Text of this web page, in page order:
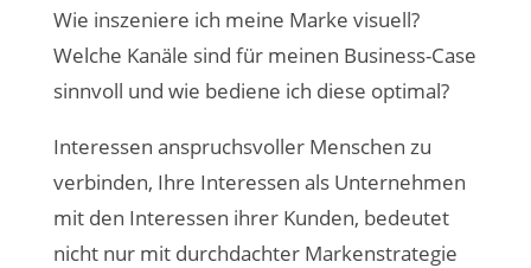
Wie inszeniere ich meine Marke visuell?
Welche Kanäle sind für meinen Business-Case
sinnvoll und wie bediene ich diese optimal?
Interessen anspruchsvoller Menschen zu
verbinden, Ihre Interessen als Unternehmen
mit den Interessen ihrer Kunden, bedeutet
nicht nur mit durchdachter Markenstrategie